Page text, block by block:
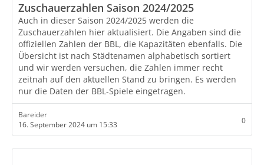
Zuschauerzahlen Saison 2024/2025
Auch in dieser Saison 2024/2025 werden die
Zuschauerzahlen hier aktualisiert. Die Angaben sind die
offiziellen Zahlen der BBL, die Kapazitäten ebenfalls. Die
Übersicht ist nach Städtenamen alphabetisch sortiert
und wir werden versuchen, die Zahlen immer recht
zeitnah auf den aktuellen Stand zu bringen. Es werden
nur die Daten der BBL-Spiele eingetragen.
Bareider
16. September 2024 um 15:33
0